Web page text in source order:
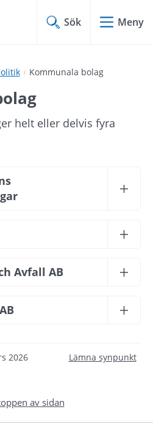
Sök Meny
Kommunala bolag
helt eller delvis fyra
Avfall AB
2026 Lämna synpunkt
av sidan